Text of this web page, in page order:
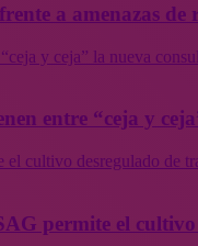
a amenazas
y ceja” la nueva
entre “ceja y
cultivo desregulado de
permite el